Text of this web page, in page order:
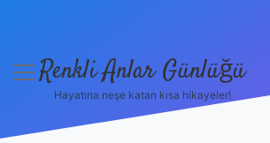
menüyüRenkli Anlar Günlüğü
Hayatına neşe katan kısa hikayeler!